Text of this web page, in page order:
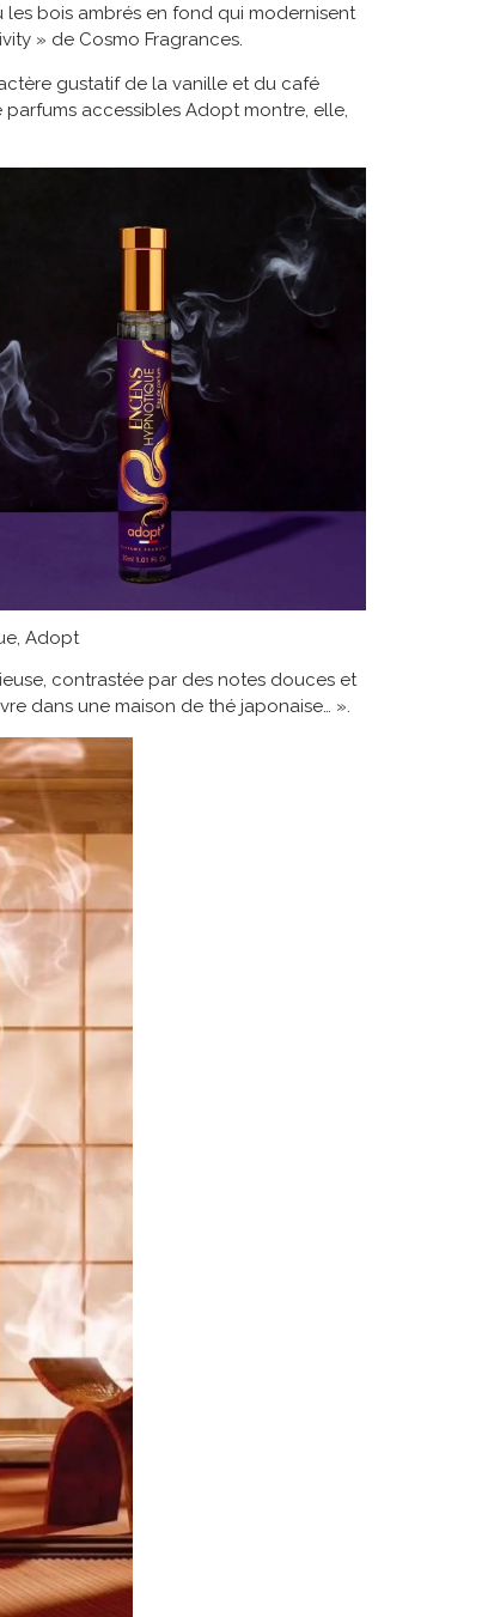
les bois ambrés en fond qui modernisent
» de Cosmo Fragrances.
gustatif de la vanille et du café
accessibles Adopt montre, elle,
Adopt
contrastée par des notes douces et
dans une maison de thé japonaise… ».